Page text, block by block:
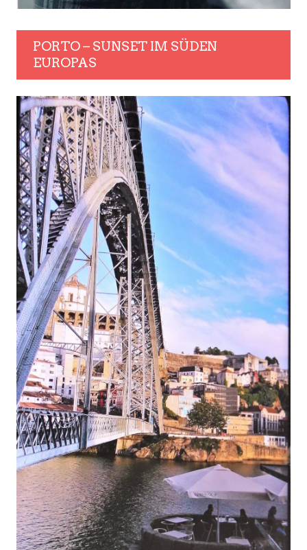
PORTO – SUNSET IM SÜDEN
EUROPAS